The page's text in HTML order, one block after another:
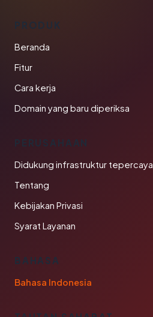
PRODUK
Beranda
Fitur
Cara kerja
Domain yang baru diperiksa
PERUSAHAAN
Didukung infrastruktur tepercaya
Tentang
Kebijakan Privasi
Syarat Layanan
BAHASA
Bahasa Indonesia